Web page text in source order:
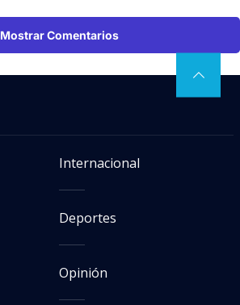
Mostrar Comentarios
Internacional
Deportes
Opinión